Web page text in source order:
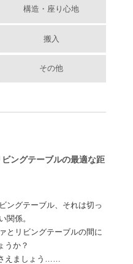
構造・座り心地
搬入
その他
ビングテーブルの最適な距
ングテーブル、それは切っ
関係。
とリビングテーブルの間に
うか？
えましょう……